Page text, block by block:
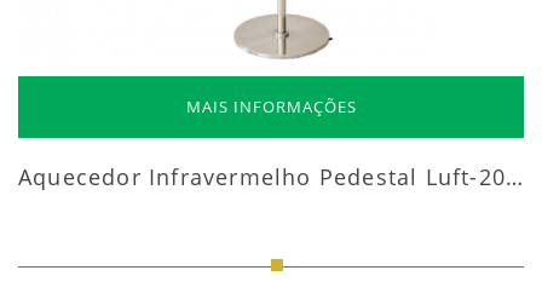
MAIS INFORMAÇÕES
Aquecedor Infravermelho Pedestal Luft-20000